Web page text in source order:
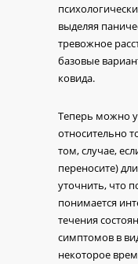
выделяя
тревожное
базовые
ковида.
Теперь можно
относительно
том, случае,
переносите)
уточнить, что
понимается
течения
симптомов в
некоторое